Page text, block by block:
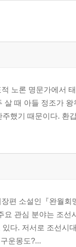
노론 명문가에서
살 때 아들 정조가
했기 때문이다. 환
편 소설인『완월
요 관심 분야는 조
다. 저서로 조선시
운몽도?...